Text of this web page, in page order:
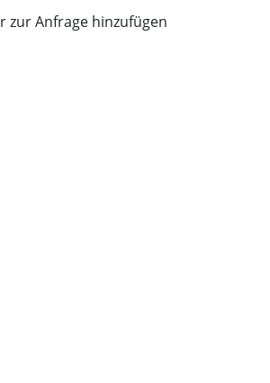
zur Anfrage hinzufügen